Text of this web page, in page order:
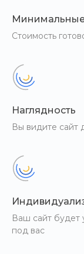
Стоимость
Наглядность
Вы видите сайт
Ваш сайт будет
под вас